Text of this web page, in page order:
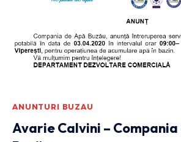
ANUNTURI BUZAU
Avarie Calvini – Compania